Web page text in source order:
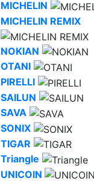
MICHELIN
MICHELIN REMIX
NOKIAN
OTANI
PIRELLI
SAILUN
SAVA
SONIX
TIGAR
Triangle
UNICOIN